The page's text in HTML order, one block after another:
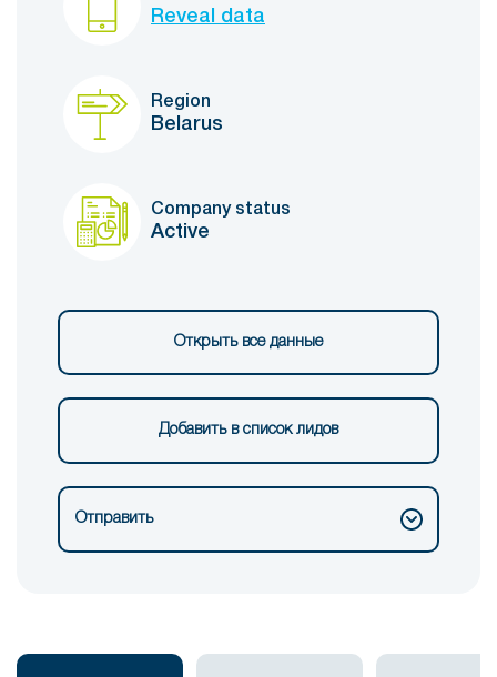
Reveal data
Region
Belarus
Company status
Active
Открыть все данные
Добавить в список лидов
Отправить